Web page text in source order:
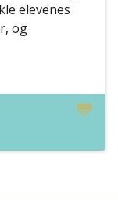
elevenes
og